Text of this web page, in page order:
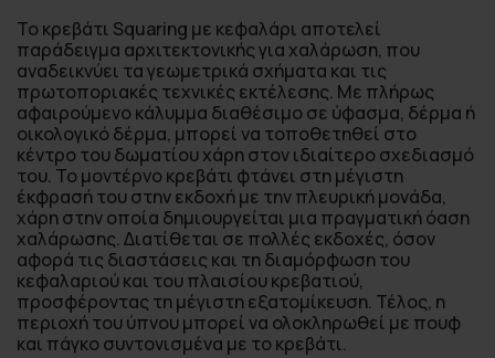
Το κρεβάτι Squaring με κεφαλάρι αποτελεί
παράδειγμα αρχιτεκτονικής για χαλάρωση, που
αναδεικνύει τα γεωμετρικά σχήματα και τις
πρωτοποριακές τεχνικές εκτέλεσης. Με πλήρως
αφαιρούμενο κάλυμμα διαθέσιμο σε ύφασμα, δέρμα ή
οικολογικό δέρμα, μπορεί να τοποθετηθεί στο
κέντρο του δωματίου χάρη στον ιδιαίτερο σχεδιασμό
του. Το μοντέρνο κρεβάτι φτάνει στη μέγιστη
έκφρασή του στην εκδοχή με την πλευρική μονάδα,
χάρη στην οποία δημιουργείται μια πραγματική όαση
χαλάρωσης. Διατίθεται σε πολλές εκδοχές, όσον
αφορά τις διαστάσεις και τη διαμόρφωση του
κεφαλαριού και του πλαισίου κρεβατιού,
προσφέροντας τη μέγιστη εξατομίκευση. Τέλος, η
περιοχή του ύπνου μπορεί να ολοκληρωθεί με πουφ
και πάγκο συντονισμένα με το κρεβάτι.